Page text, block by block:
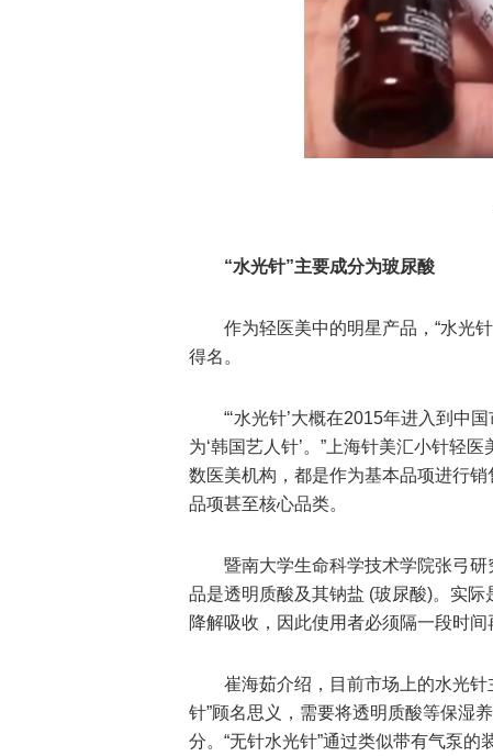
“水光针”主要成分为玻尿酸
作为轻医美中的明星产品，“水光
得名。
“‘水光针’大概在2015年进入到中
为‘韩国艺人针’。”上海针美汇小针轻
数医美机构，都是作为基本品项进行
品项甚至核心品类。
暨南大学生命科学技术学院张弓
品是透明质酸及其钠盐 (玻尿酸)。实
降解吸收，因此使用者必须隔一段时间
崔海茹介绍，目前市场上的水光针
针”顾名思义，需要将透明质酸等保湿
分。“无针水光针”通过类似带有气泵的